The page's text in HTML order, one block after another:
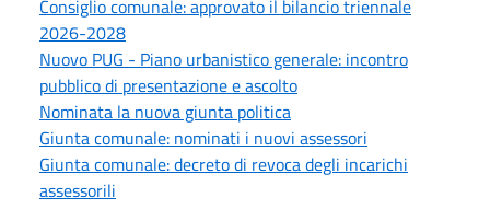
Consiglio comunale: approvato il bilancio triennale
2026-2028
Nuovo PUG - Piano urbanistico generale: incontro
pubblico di presentazione e ascolto
Nominata la nuova giunta politica
Giunta comunale: nominati i nuovi assessori
Giunta comunale: decreto di revoca degli incarichi
assessorili